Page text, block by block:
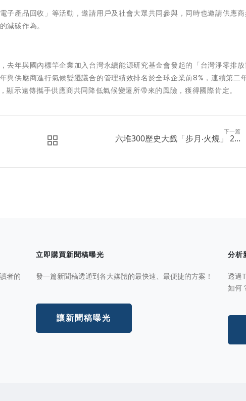
子產品回收」等活動，邀請用戶及社會大眾共同參與，同時也邀請供應
減碳作為。
去年與國內標竿企業加入台灣永續能源研究基金會發起的「台灣淨零排放
與供應商進行氣候變遷議合的管理績效排名於全球企業前8%，連續第二
示遠傳攜手供應商共同降低氣候變遷所帶來的風險，獲得國際肯定。
下一篇
六堆300歷史大戲「步月‧火燒」 2...
者的
立即購買新聞稿曝光
發一篇新聞稿透通到各大媒體的最快速、最便捷的方案！
讓新聞稿曝光
分析
透過
如何